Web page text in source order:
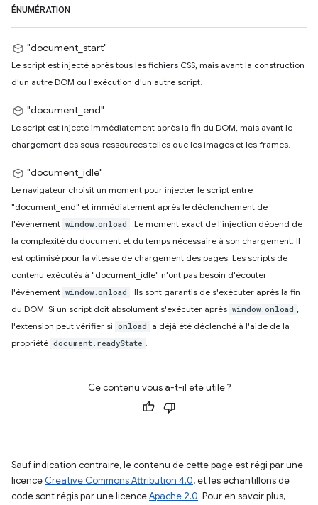
ÉNUMÉRATION
"document_start"
Le script est injecté après tous les fichiers CSS, mais avant la construction
d'un autre DOM ou l'exécution d'un autre script.
"document_end"
Le script est injecté immédiatement après la fin du DOM, mais avant le
chargement des sous-ressources telles que les images et les frames.
"document_idle"
Le navigateur choisit un moment pour injecter le script entre
"document_end" et immédiatement après le déclenchement de
l'événement window.onload . Le moment exact de l'injection dépend de
la complexité du document et du temps nécessaire à son chargement. Il
est optimisé pour la vitesse de chargement des pages. Les scripts de
contenu exécutés à "document_idle" n'ont pas besoin d'écouter
l'événement window.onload . Ils sont garantis de s'exécuter après la fin
du DOM. Si un script doit absolument s'exécuter après window.onload ,
l'extension peut vérifier si onload
a déjà été déclenché à l'aide de la
propriété document.readyState .
Ce contenu vous a-t-il été utile ?
Sauf indication contraire, le contenu de cette page est régi par une
licence Creative Commons Attribution 4.0, et les échantillons de
code sont régis par une licenceApache 2.0. Pour en savoir plus,